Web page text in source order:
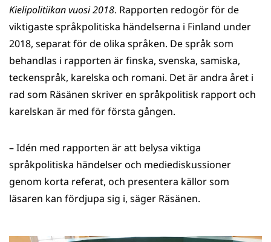
Kielipolitiikan vuosi 2018. Rapporten redogör för de
viktigaste språkpolitiska händelserna i Finland under
2018, separat för de olika språken. De språk som
behandlas i rapporten är finska, svenska, samiska,
teckenspråk, karelska och romani. Det är andra året i
rad som Räsänen skriver en språkpolitisk rapport och
karelskan är med för första gången.
– Idén med rapporten är att belysa viktiga
språkpolitiska händelser och mediediskussioner
genom korta referat, och presentera källor som
läsaren kan fördjupa sig i, säger Räsänen.